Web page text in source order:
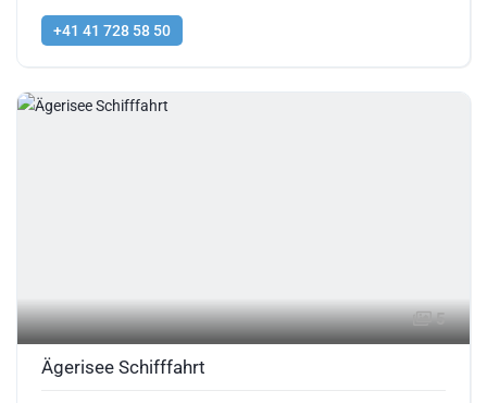
+41 41 728 58 50
5
Ägerisee Schifffahrt